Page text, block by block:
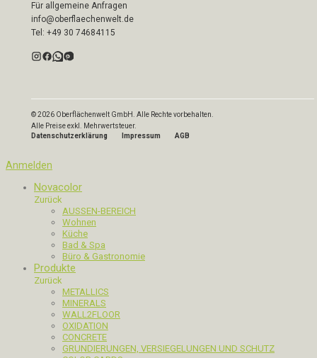
Für allgemeine Anfragen
info@oberflaechenwelt.de
Tel: +49 30 74684115
© 2026 Oberflächenwelt GmbH. Alle Rechte vorbehalten.
Alle Preise exkl. Mehrwertsteuer.
Datenschutzerklärung
Impressum AGB
Anmelden
Novacolor
Zurück
AUSSEN-BEREICH
Wohnen
Küche
Bad & Spa
Büro & Gastronomie
Produkte
Zurück
METALLICS
MINERALS
WALL2FLOOR
OXIDATION
CONCRETE
GRUNDIERUNGEN, VERSIEGELUNGEN UND SCHUTZ